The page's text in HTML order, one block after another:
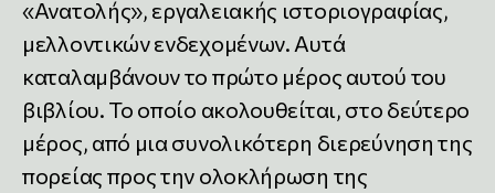
«Ανατολής», εργαλειακής ιστοριογραφίας,
μελλοντικών ενδεχομένων. Αυτά
καταλαμβάνουν το πρώτο μέρος αυτού του
βιβλίου. Το οποίο ακολουθείται, στο δεύτερο
μέρος, από μια συνολικότερη διερεύνηση της
πορείας προς την ολοκλήρωση της